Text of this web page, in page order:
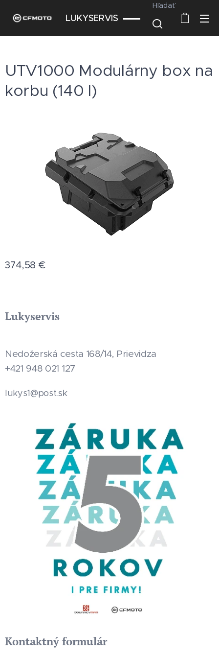
LUKYSERVIS
Hľadať
UTV1000 Modulárny box na
korbu (140 l)
374,58 €
Lukyservis
Nedožerská cesta 168/14, Prievidza
+421 948 021 127
lukys1@post.sk
Kontaktný formulár